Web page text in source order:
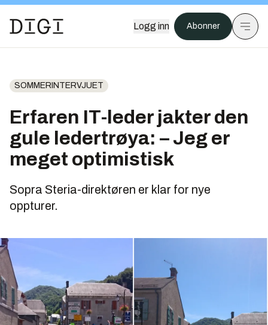
Logg inn Abonner
SOMMERINTERVJUET
Erfaren IT-leder jakter den
gule ledertrøya: – Jeg er
meget optimistisk
Sopra Steria-direktøren er klar for nye
oppturer.